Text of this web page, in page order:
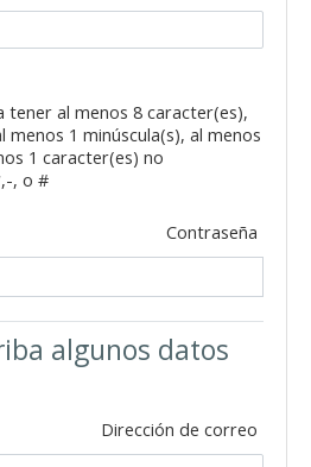
tener al menos 8 caracter(es),
1 minúscula(s), al menos
1 caracter(es) no
, o #
Contraseña
algunos datos
Dirección de correo